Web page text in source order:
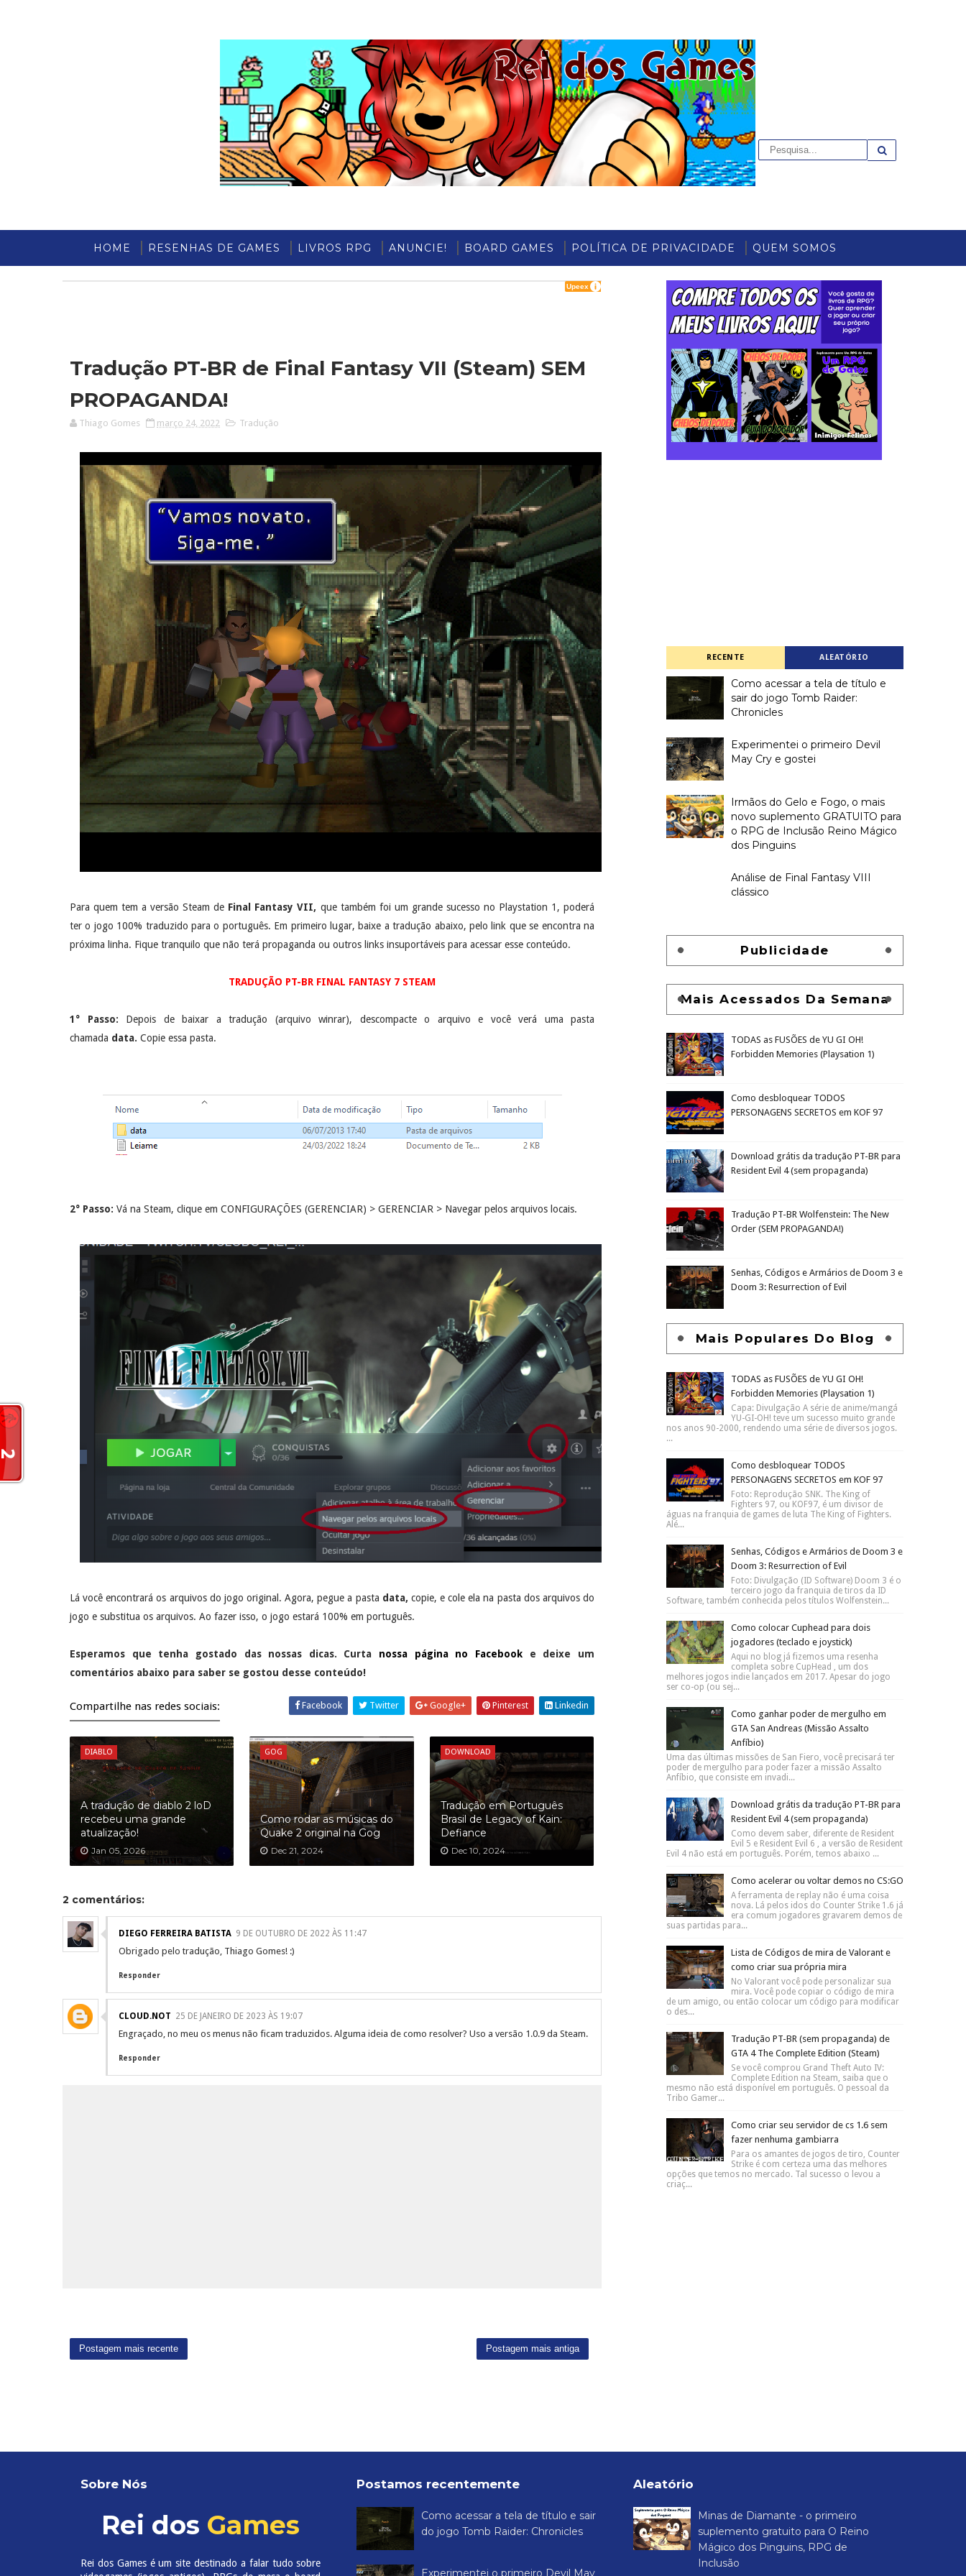
HOME RESENHAS DE GAMES LIVROS RPG ANUNCIE! BOARD GAMES POLÍTICA DE PRIVACIDADE QUEM SOMOS
Tradução PT-BR de Final Fantasy VII (Steam) SEM
PROPAGANDA!
Thiago Gomes março 24, 2022 Tradução
Para quem tem a versão Steam de Final Fantasy VII, que também foi um grande sucesso no Playstation 1, poderá
ter o jogo 100% traduzido para o português. Em primeiro lugar, baixe a tradução abaixo, pelo link que se encontra na
próxima linha. Fique tranquilo que não terá propaganda ou outros links insuportáveis para acessar esse conteúdo.
TRADUÇÃO PT-BR FINAL FANTASY 7 STEAM
1° Passo: Depois de baixar a tradução (arquivo winrar), descompacte o arquivo e você verá uma pasta
chamada data. Copie essa pasta.
2° Passo: Vá na Steam, clique em CONFIGURAÇÕES (GERENCIAR) > GERENCIAR > Navegar pelos arquivos locais.
Lá você encontrará os arquivos do jogo original. Agora, pegue a pasta data, copie, e cole ela na pasta dos arquivos do
jogo e substitua os arquivos. Ao fazer isso, o jogo estará 100% em português.
Esperamos que tenha gostado das nossas dicas. Curta nossa página no Facebook e deixe um
comentários abaixo para saber se gostou desse conteúdo!
Compartilhe nas redes sociais: Facebook Twitter Google+ Pinterest Linkedin
DIABLO
A tradução de diablo 2 loD
recebeu uma grande
atualização!
Jan 05, 2026
GOG
Como rodar as músicas do
Quake 2 original na Gog
Dec 21, 2024
DOWNLOAD
Tradução em Português
Brasil de Legacy of Kain:
Defiance
Dec 10, 2024
2 comentários:
DIEGO FERREIRA BATISTA 9 DE OUTUBRO DE 2022 ÀS 11:47
Obrigado pelo tradução, Thiago Gomes! :)
Responder
CLOUD.NOT 25 DE JANEIRO DE 2023 ÀS 19:07
Engraçado, no meu os menus não ficam traduzidos. Alguma ideia de como resolver? Uso a versão 1.0.9 da Steam.
Responder
Postagem mais recente Postagem mais antiga
RECENTE ALEATÓRIO
Como acessar a tela de título e
sair do jogo Tomb Raider:
Chronicles
Experimentei o primeiro Devil
May Cry e gostei
Irmãos do Gelo e Fogo, o mais
novo suplemento GRATUITO para
o RPG de Inclusão Reino Mágico
dos Pinguins
Análise de Final Fantasy VIII
clássico
Publicidade
Mais Acessados Da Semana
TODAS as FUSÕES de YU GI OH!
Forbidden Memories (Playsation 1)
Como desbloquear TODOS
PERSONAGENS SECRETOS em KOF 97
Download grátis da tradução PT-BR para
Resident Evil 4 (sem propaganda)
Tradução PT-BR Wolfenstein: The New
Order (SEM PROPAGANDA!)
Senhas, Códigos e Armários de Doom 3 e
Doom 3: Resurrection of Evil
Mais Populares Do Blog
TODAS as FUSÕES de YU GI OH!
Forbidden Memories (Playsation 1)
Capa: Divulgação A série de anime/mangá
YU-GI-OH! teve um sucesso muito grande
nos anos 90-2000, rendendo uma série de diversos jogos.
...
Como desbloquear TODOS
PERSONAGENS SECRETOS em KOF 97
Foto: Reprodução SNK. The King of
Fighters 97, ou KOF97, é um divisor de
águas na franquia de games de luta The King of Fighters.
Alé...
Senhas, Códigos e Armários de Doom 3 e
Doom 3: Resurrection of Evil
Foto: Divulgação (ID Software) Doom 3 é o
terceiro jogo da franquia de tiros da ID
Software, também conhecida pelos títulos Wolfenstein...
Como colocar Cuphead para dois
jogadores (teclado e joystick)
Aqui no blog já fizemos uma resenha
completa sobre CupHead , um dos
melhores jogos indie lançados em 2017. Apesar do jogo
ser co-op (ou sej...
Como ganhar poder de mergulho em
GTA San Andreas (Missão Assalto
Anfíbio)
Uma das últimas missões de San Fiero, você precisará ter
poder de mergulho para poder fazer a missão Assalto
Anfíbio, que consiste em invadi...
Download grátis da tradução PT-BR para
Resident Evil 4 (sem propaganda)
Como devem saber, diferente de Resident
Evil 5 e Resident Evil 6 , a versão de Resident
Evil 4 não está em português. Porém, temos abaixo ...
Como acelerar ou voltar demos no CS:GO
A ferramenta de replay não é uma coisa
nova. Lá pelos idos do Counter Strike 1.6 já
era comum jogadores gravarem demos de
suas partidas para...
Lista de Códigos de mira de Valorant e
como criar sua própria mira
No Valorant você pode personalizar sua
mira. Você pode copiar o código de mira
de um amigo, ou então colocar um código para modificar
o des...
Tradução PT-BR (sem propaganda) de
GTA 4 The Complete Edition (Steam)
Se você comprou Grand Theft Auto IV:
Complete Edition na Steam, saiba que o
mesmo não está disponível em português. O pessoal da
Tribo Gamer...
Como criar seu servidor de cs 1.6 sem
fazer nenhuma gambiarra
Para os amantes de jogos de tiro, Counter
Strike é com certeza uma das melhores
opções que temos no mercado. Tal sucesso o levou a
criaç...
Sobre Nós
Rei dos Games
Rei dos Games é um site destinado a falar tudo sobre
Postamos recentemente
Como acessar a tela de título e sair
do jogo Tomb Raider: Chronicles
Experimentei o primeiro Devil May
Aleatório
Minas de Diamante - o primeiro
suplemento gratuito para O Reino
Mágico dos Pinguins, RPG de
Inclusão